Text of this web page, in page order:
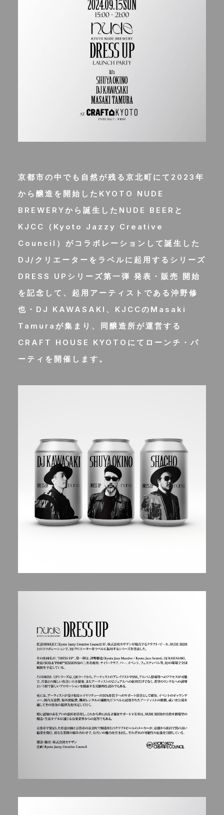
京都市の中でも自然が残る京北町にて2023年
から醸造を開始したKYOTO NUDE
BREWERYから誕生したNUDE BEERと
KJCC（Kyoto Jazzy Creative
Council）がコラボレーションして誕生した
DJ/クリエーターをラベルに起用するシリーズ
DRESS UPシリーズ第一弾 発表・販売 開始
を記念して、起用アーティストである沖野修
也・DJ KAWASAKI、KJCCのMasaki
Tamuraが集まり、同醸造所が運営する
CRAFT HOUSE KYOTOにてローンチ・パ
ーティを開催します。